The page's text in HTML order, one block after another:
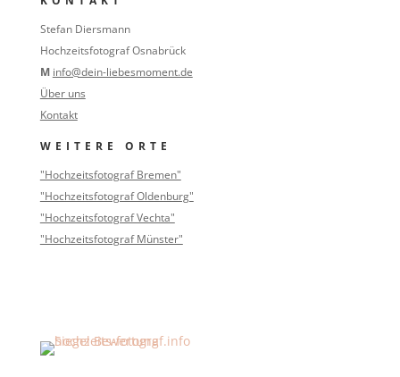
Stefan Diersmann
Hochzeitsfotograf Osnabrück
M info@dein-liebesmoment.de
Über uns
Kontakt
WEITERE ORTE
"Hochzeitsfotograf Bremen"
"Hochzeitsfotograf Oldenburg"
"Hochzeitsfotograf Vechta"
"Hochzeitsfotograf Münster"